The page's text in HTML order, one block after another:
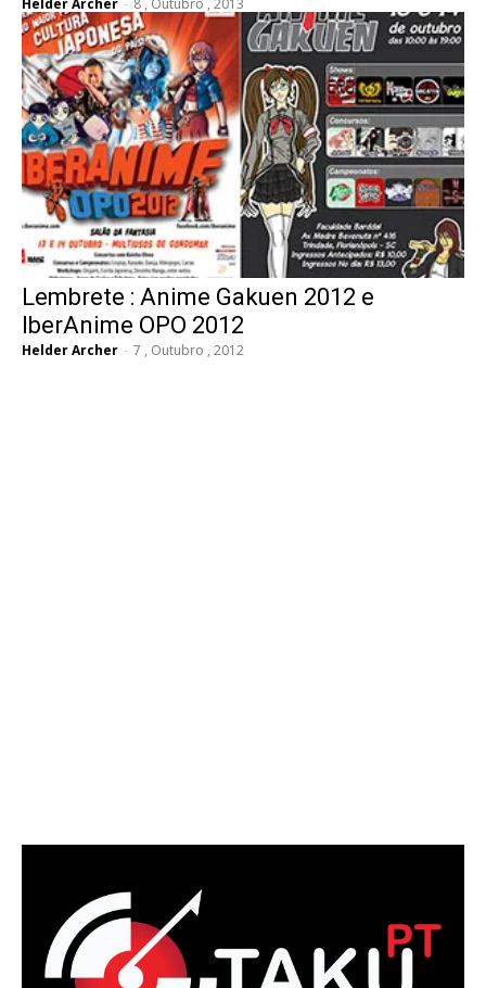
Helder Archer - 8 , Outubro , 2013
Lembrete : Anime Gakuen 2012 e
IberAnime OPO 2012
Helder Archer - 7 , Outubro , 2012